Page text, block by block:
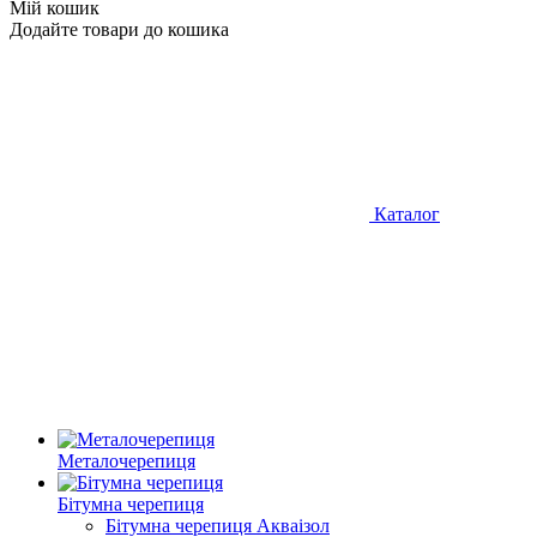
Мій кошик
Додайте товари до кошика
Каталог
Металочерепиця
Бітумна черепиця
Бітумна черепиця Акваізол